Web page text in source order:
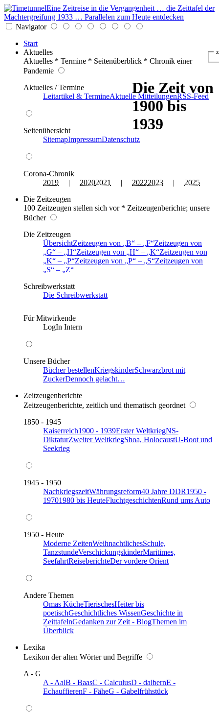
Eine Zeitreise in die Vergangenheit … die Zeittafel der
Machtergreifung 1933 … Parallelen zum Heute entdecken
Navigator
Start
Aktuelles
Aktuelles * Termine * Seitenüberblick * Chronik einer
Pandemie
Aktuelles / Termine
Leitartikel & TermineAktuelle MitteilungenRSS-Feed
Seitenübersicht
SitemapImpressumDatenschutz
Corona-Chronik
2019 | 20202021 | 20222023 | 2025
Die Zeitzeugen
100 Zeitzeugen stellen sich vor * Zeitzeugenberichte; unsere
Bücher
Die Zeitzeugen
ÜbersichtZeitzeugen von B – F Zeitzeugen von
G
– H Zeitzeugen von H – K Zeitzeugen von
K
– P Zeitzeugen von P – S Zeitzeugen von
S
–
Z
Schreibwerkstatt
Die Schreibwerkstatt
Für Mitwirkende
LogIn Intern
Unsere Bücher
Bücher bestellenKriegskinderSchwarzbrot mit
ZuckerDennoch gelacht…
Zeitzeugenberichte
Zeitzeugenberichte, zeitlich und thematisch geordnet
1850 - 1945
Kaiserreich1900 - 1939Erster WeltkriegNS-
DiktaturZweiter WeltkriegShoa, HolocaustU-Boot und
Seekrieg
1945 - 1950
NachkriegszeitWährungsreform40 Jahre DDR1950 -
19701980 bis HeuteFluchtgeschichtenRund ums Auto
1950 - Heute
Moderne ZeitenWeihnachtlichesSchule,
TanzstundeVerschickungskinderMaritimes,
SeefahrtReiseberichteDer vordere Orient
Andere Themen
Omas KücheTierischesHeiter bis
poetischGeschichtliches WissenGeschichte in
ZeittafelnGedanken zur Zeit - BlogThemen im
Überblick
Lexika
Lexikon der alten Wörter und Begriffe
A - G
A - AalB - BaasC - CalculusD - dalbernE -
EchauffierenF - FäheG - Gabelfrühstück
Die Zeit von
1900 bis
1939